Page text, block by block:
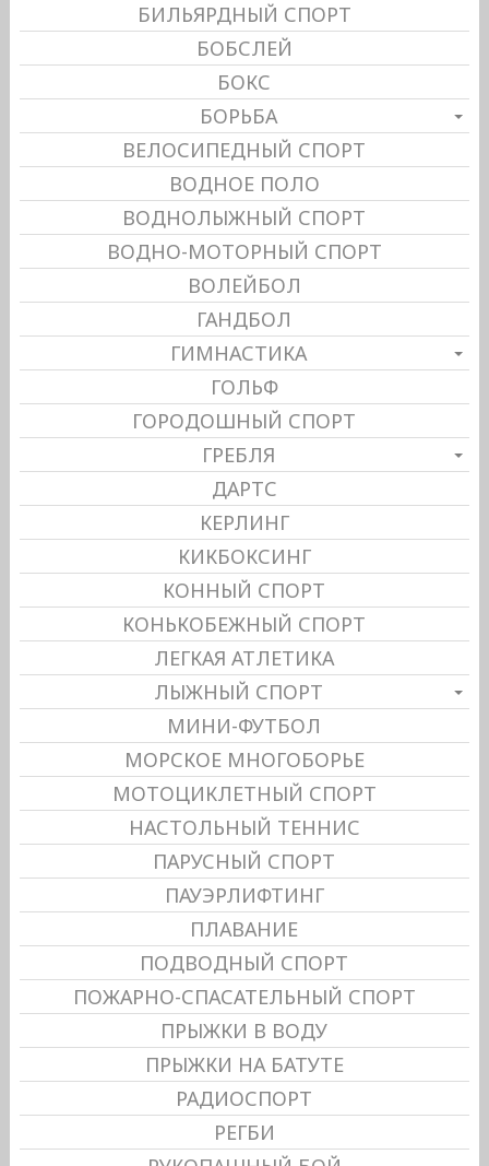
БИЛЬЯРДНЫЙ СПОРТ
БОБСЛЕЙ
БОКС
БОРЬБА
ВЕЛОСИПЕДНЫЙ СПОРТ
ВОДНОЕ ПОЛО
ВОДНОЛЫЖНЫЙ СПОРТ
ВОДНО-МОТОРНЫЙ СПОРТ
ВОЛЕЙБОЛ
ГАНДБОЛ
ГИМНАСТИКА
ГОЛЬФ
ГОРОДОШНЫЙ СПОРТ
ГРЕБЛЯ
ДАРТС
КЕРЛИНГ
КИКБОКСИНГ
КОННЫЙ СПОРТ
КОНЬКОБЕЖНЫЙ СПОРТ
ЛЕГКАЯ АТЛЕТИКА
ЛЫЖНЫЙ СПОРТ
МИНИ-ФУТБОЛ
МОРСКОЕ МНОГОБОРЬЕ
МОТОЦИКЛЕТНЫЙ СПОРТ
НАСТОЛЬНЫЙ ТЕННИС
ПАРУСНЫЙ СПОРТ
ПАУЭРЛИФТИНГ
ПЛАВАНИЕ
ПОДВОДНЫЙ СПОРТ
ПОЖАРНО-СПАСАТЕЛЬНЫЙ СПОРТ
ПРЫЖКИ В ВОДУ
ПРЫЖКИ НА БАТУТЕ
РАДИОСПОРТ
РЕГБИ